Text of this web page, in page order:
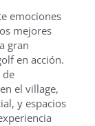
emociones
mejores
gran
en acción.
de
el village,
y espacios